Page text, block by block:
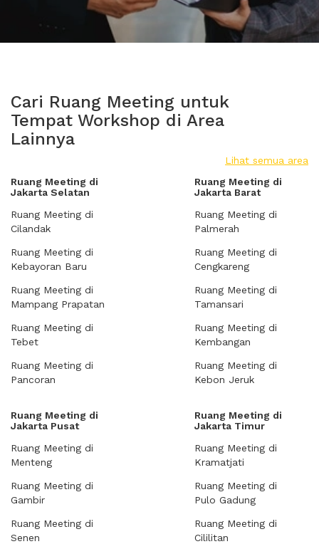
Cari Ruang Meeting untuk
Tempat Workshop di Area
Lainnya
Lihat semua area
Ruang Meeting di
Jakarta Selatan
Ruang Meeting di
Cilandak
Ruang Meeting di
Kebayoran Baru
Ruang Meeting di
Mampang Prapatan
Ruang Meeting di
Tebet
Ruang Meeting di
Pancoran
Ruang Meeting di
Jakarta Barat
Ruang Meeting di
Palmerah
Ruang Meeting di
Cengkareng
Ruang Meeting di
Tamansari
Ruang Meeting di
Kembangan
Ruang Meeting di
Kebon Jeruk
Ruang Meeting di
Jakarta Pusat
Ruang Meeting di
Menteng
Ruang Meeting di
Gambir
Ruang Meeting di
Senen
Ruang Meeting di
Jakarta Timur
Ruang Meeting di
Kramatjati
Ruang Meeting di
Pulo Gadung
Ruang Meeting di
Cililitan